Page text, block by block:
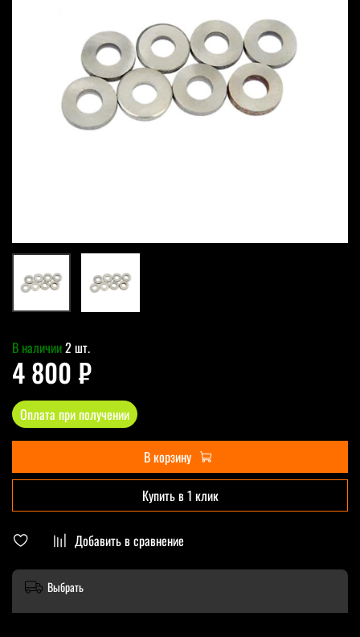
Добавить в сравнение
В наличии2 шт.
4 800 ₽
Оплата при получении
В корзину
Купить в 1 клик
Выбрать